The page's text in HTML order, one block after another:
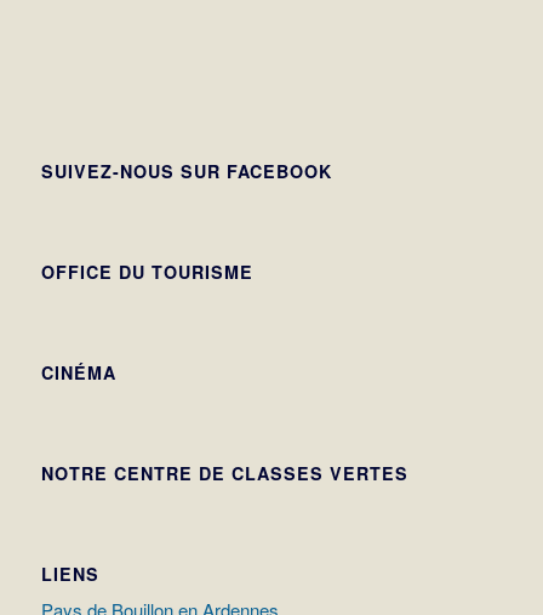
SUIVEZ-NOUS SUR FACEBOOK
OFFICE DU TOURISME
CINÉMA
NOTRE CENTRE DE CLASSES VERTES
LIENS
Pays de Bouillon en Ardennes